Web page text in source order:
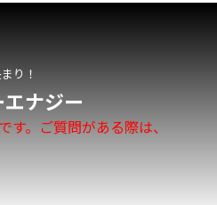
り！
ナジー
。ご質問がある際は、